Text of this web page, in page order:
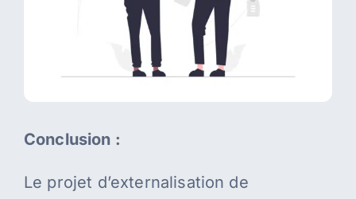
Conclusion :
Le projet d’externalisation de